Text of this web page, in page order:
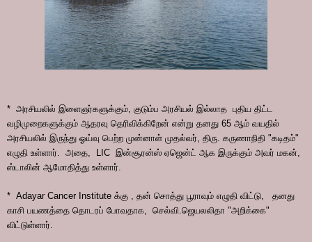
* அரசியலில் இளைஞர்களுக்கும், குடும்ப அரசியல் இல்லாத புதிய திட்ட
வழிமுறைகளுக்கும் ஆதரவு தெரிவிக்கிறேன் என்று தனது 65 ஆம் வயதில்
அரசியலில் இருந்து ஓய்வு பெற்ற முன்னாள் முதல்வர், திரு. கருணாநிதி "கடிதம்"
எழுதி உள்ளார். அதை, LIC இன்சூரன்ஸ் ஏஜென்ட் ஆக இருக்கும் அவர் மகன்,
ஸ்டாலின் ஆமோதித்து உள்ளார்.
* Adayar Cancer Institute க்கு , தன் சொத்து பூராவும் எழுதி விட்டு, தனது
காசி பயணத்தை தொடரப் போவதாக, செல்வி.ஜெயலலிதா "அறிக்கை"
விட்டுள்ளார்.